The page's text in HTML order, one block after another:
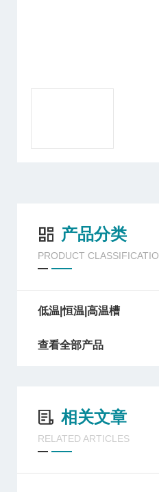
产品分类
PRODUCT
低温|恒温|高温槽
查看全部产品
相关文章
RELATED ARTICLES